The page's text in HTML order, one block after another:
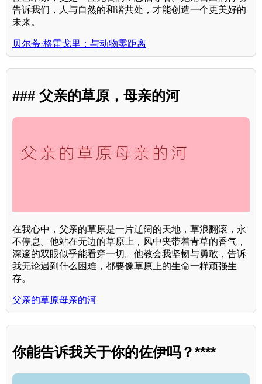
告诉我们，人与自然的和谐共处，才能创造一个更美好的
未来。
贝尔蒂·格雷戈里：与动物零距离
### 父亲的草原，母亲的河
在我心中，父亲的草原是一片辽阔的天地，草浪翻滚，永
不停息。他站在无边的草原上，风中夹带着青草的香气，
深邃的双眼似乎能看穿一切。他教会我坚韧与勇敢，告诉
我无论遇到什么困难，都要像草原上的生命一样顽强生
存。
父亲的草原母亲的河
你能告诉我关于你的佐伊吗？****